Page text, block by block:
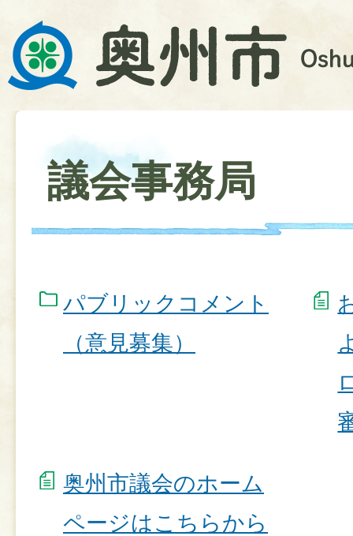
議会事務局
パブリックコメント
（意見募集）
奥州市議会のホーム
ページはこちらから